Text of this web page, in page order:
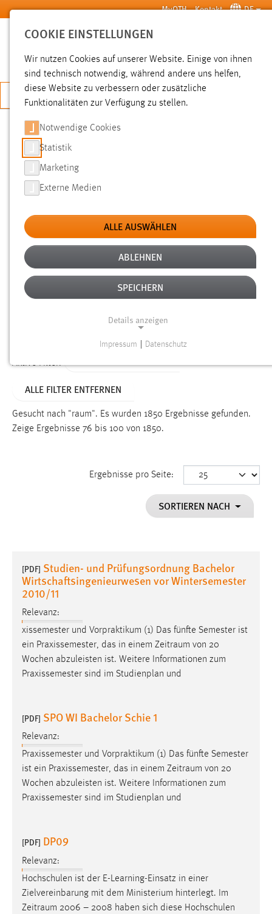
Zum Hauptinhalt springen MyOTH Kontakt DE
SUCHE
JETZT BEWERBEN
SUCHE
FILTER
Typ
Erstellungsdatum
Alter
Aktive Filter:
ALLE FILTER ENTFERNEN
Gesucht nach "raum". Es wurden 1850 Ergebnisse gefunden.
Zeige Ergebnisse 76 bis 100 von 1850.
Ergebnisse pro Seite:
SORTIEREN NACH
[PDF] Studien- und Prüfungsordnung Bachelor
Wirtschaftsingenieurwesen vor Wintersemester
2010/11
Relevanz:
xissemester und Vorpraktikum (1) Das fünfte Semester ist
ein Praxissemester, das in einem Zeitraum von 20
Wochen abzuleisten ist. Weitere Informationen zum
Praxissemester sind im Studienplan und
[PDF] SPO WI Bachelor Schie 1
Relevanz:
Praxissemester und Vorpraktikum (1) Das fünfte Semester
ist ein Praxissemester, das in einem Zeitraum von 20
Wochen abzuleisten ist. Weitere Informationen zum
Praxissemester sind im Studienplan und
[PDF] DP09
Relevanz:
Hochschulen ist der E-Learning-Einsatz in einer
Zielvereinbarung mit dem Ministerium hinterlegt. Im
Zeitraum 2006 – 2008 haben sich diese Hochschulen
COOKIE EINSTELLUNGEN
Wir nutzen Cookies auf unserer Website. Einige von ihnen
sind technisch notwendig, während andere uns helfen,
diese Website zu verbessern oder zusätzliche
Funktionalitäten zur Verfügung zu stellen.
Notwendige Cookies
Statistik
Marketing
Externe Medien
ALLE AUSWÄHLEN
ABLEHNEN
SPEICHERN
Details anzeigen
Funktionen und sind für die einwandfreie Funktion der
Einverständnis
cookie_consent
Dieser Cookie speichert die ausgewählten Einverständnis-
Performance
Name:
staticfilecache
Zweck:
Für performante Seitenauslieferung wird in diesem Cookie
gespeichert, ob man eingeloggt ist.
Sprachpräferenz
Name:
site-language-preference
Zweck:
Das Cookie speichert die gewählte Sprache der Website.
Chat
Name:
MibewSessionID, MIBEW_UserID, mibew_locale, mibew-
chat-frame-style-5e9dbeb1811c0446
Impressum Datenschutz